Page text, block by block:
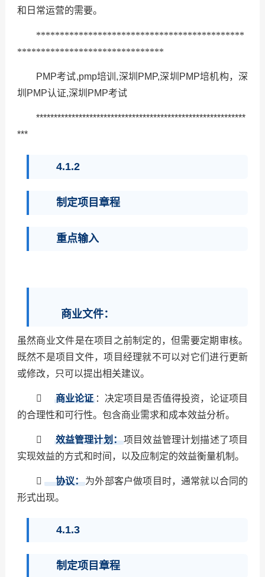
和日常运营的需要。
********************************************
*******************************
PMP考试,pmp培训,深圳PMP,深圳PMP培机构，深
圳PMP认证,深圳PMP考试
***********************************************************
***
4.1.2
制定项目章程
重点输入
商业文件：
虽然商业文件是在项目之前制定的，但需要定期审核。
既然不是项目文件，项目经理就不可以对它们进行更新
或修改，只可以提出相关建议。
 商业论证：决定项目是否值得投资，论证项目
的合理性和可行性。包含商业需求和成本效益分析。
 效益管理计划：项目效益管理计划描述了项目
实现效益的方式和时间，以及应制定的效益衡量机制。
协议：为外部客户做项目时，通常就以合同的
形式出现。
4.1.3
制定项目章程